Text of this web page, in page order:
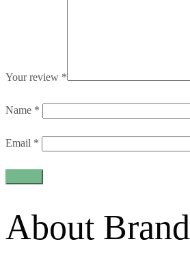
Your review *
Name *
Email *
About Brand